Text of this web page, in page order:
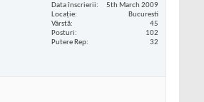
Data înscrierii
5th March 2009
Locaţie
Bucuresti
Vârstă
45
Posturi
102
Putere Rep
32